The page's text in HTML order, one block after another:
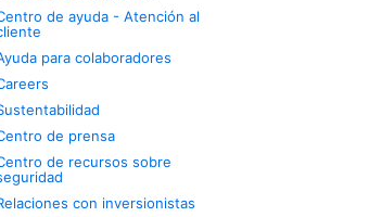
de ayuda - Atención al
para colaboradores
de prensa
de recursos sobre
con inversionistas